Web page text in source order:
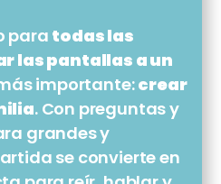
para todas las
las pantallas a un
importante: crear
. Con preguntas y
grandes y
se convierte en